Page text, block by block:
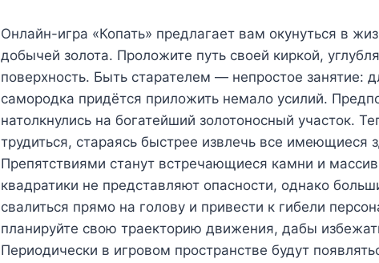
Онлайн-игра «Копать» предлагает вам окунуться в
добычей золота. Проложите путь своей киркой,
поверхность. Быть старателем — непростое занятие:
самородка придётся приложить немало усилий.
натолкнулись на богатейший золотоносный участок.
трудиться, стараясь быстрее извлечь все имеющиеся
Препятствиями станут встречающиеся камни и
квадратики не представляют опасности, однако
свалиться прямо на голову и привести к гибели
планируйте свою траекторию движения, дабы
Периодически в игровом пространстве будут